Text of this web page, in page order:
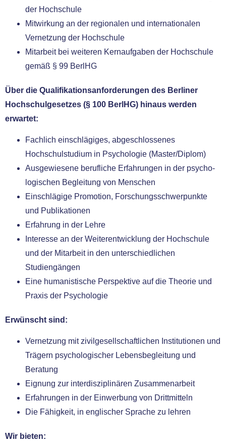
der Hochschule
Mitwirkung an der regio­na­len und inter­na­tio­na­len
Vernetzung der Hochschule
Mitarbeit bei wei­te­ren Kernaufgaben der Hochschule
gemäß § 99 BerlHG
Über die Qualifikationsanforderungen des Berliner
Hochschulgesetzes (§ 100 BerlHG) hin­aus wer­den
erwar­tet:
Fachlich ein­schlä­gi­ges, abge­schlos­se­nes
Hochschulstudium in Psychologie (Master/Diplom)
Ausgewiesene beruf­li­che Erfahrungen in der psy­cho­
lo­gi­schen Begleitung von Menschen
Einschlägige Promotion, Forschungsschwerpunkte
und Publikationen
Erfahrung in der Lehre
Interesse an der Weiterentwicklung der Hochschule
und der Mitarbeit in den unter­schied­li­chen
Studiengängen
Eine huma­nis­ti­sche Perspektive auf die Theorie und
Praxis der Psychologie
Erwünscht sind:
Vernetzung mit zivil­ge­sell­schaft­li­chen Institutionen und
Trägern psy­cho­lo­gi­scher Lebensbegleitung und
Beratung
Eignung zur inter­dis­zi­pli­nä­ren Zusammenarbeit
Erfahrungen in der Einwerbung von Drittmitteln
Die Fähigkeit, in eng­li­scher Sprache zu leh­ren
Wir bie­ten: